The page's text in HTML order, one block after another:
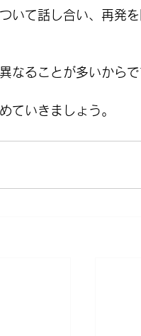
いて話し合い、再発
なることが多いから
ていきましょう。